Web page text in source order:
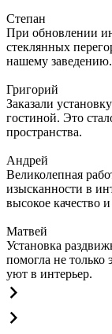
Степан
При обновлении
стеклянных
нашему заведению.
Григорий
Заказали
гостиной. Это
пространства.
Андрей
Великолепная
изысканности в
высокое качество
Матвей
Установка
помогла не только
уют в интерьер.